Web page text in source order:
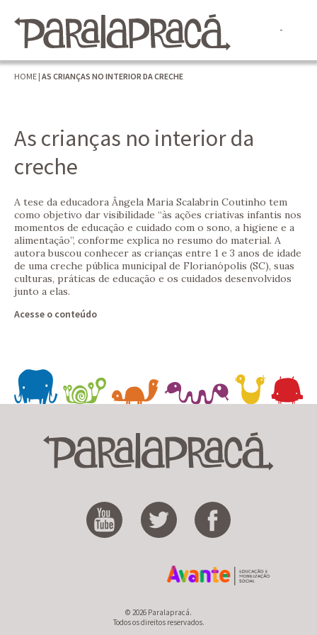
HOME | AS CRIANÇAS NO INTERIOR DA CRECHE
As crianças no interior da
creche
A tese da educadora Ângela Maria Scalabrin Coutinho tem
como objetivo dar visibilidade “às ações criativas infantis nos
momentos de educação e cuidado com o sono, a higiene e a
alimentação”, conforme explica no resumo do material. A
autora buscou conhecer as crianças entre 1 e 3 anos de idade
de uma creche pública municipal de Florianópolis (SC), suas
culturas, práticas de educação e os cuidados desenvolvidos
junto a elas.
Acesse o conteúdo
© 2026 Paralapracá.
Todos os direitos reservados.